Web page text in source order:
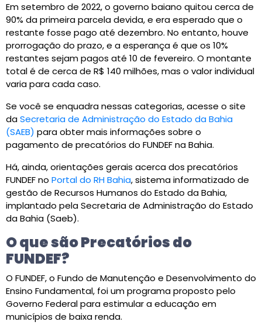
Em setembro de 2022, o governo baiano quitou cerca de
90% da primeira parcela devida, e era esperado que o
restante fosse pago até dezembro. No entanto, houve
prorrogação do prazo, e a esperança é que os 10%
restantes sejam pagos até 10 de fevereiro. O montante
total é de cerca de R$ 140 milhões, mas o valor individual
varia para cada caso.
Se você se enquadra nessas categorias, acesse o site
daSecretaria de Administração do Estado da Bahia
(SAEB) para obter mais informações sobre o
pagamento de precatórios do FUNDEF na Bahia.
Há, ainda, orientações gerais acerca dos precatórios
FUNDEF no Portal do RH Bahia, sistema informatizado de
gestão de Recursos Humanos do Estado da Bahia,
implantado pela Secretaria de Administração do Estado
da Bahia (Saeb).
O que são Precatórios do
FUNDEF?
O FUNDEF, o Fundo de Manutenção e Desenvolvimento do
Ensino Fundamental, foi um programa proposto pelo
Governo Federal para estimular a educação em
municípios de baixa renda.